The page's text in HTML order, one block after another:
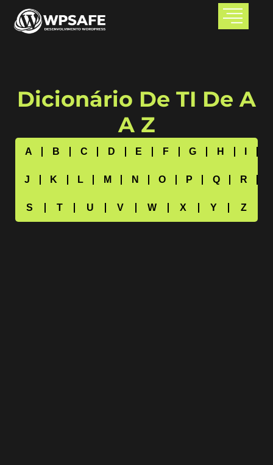
Dicionário De TI De A
A Z
A B C D E F G H
I
J
K L M N O P Q
R
S
T U V W X Y Z